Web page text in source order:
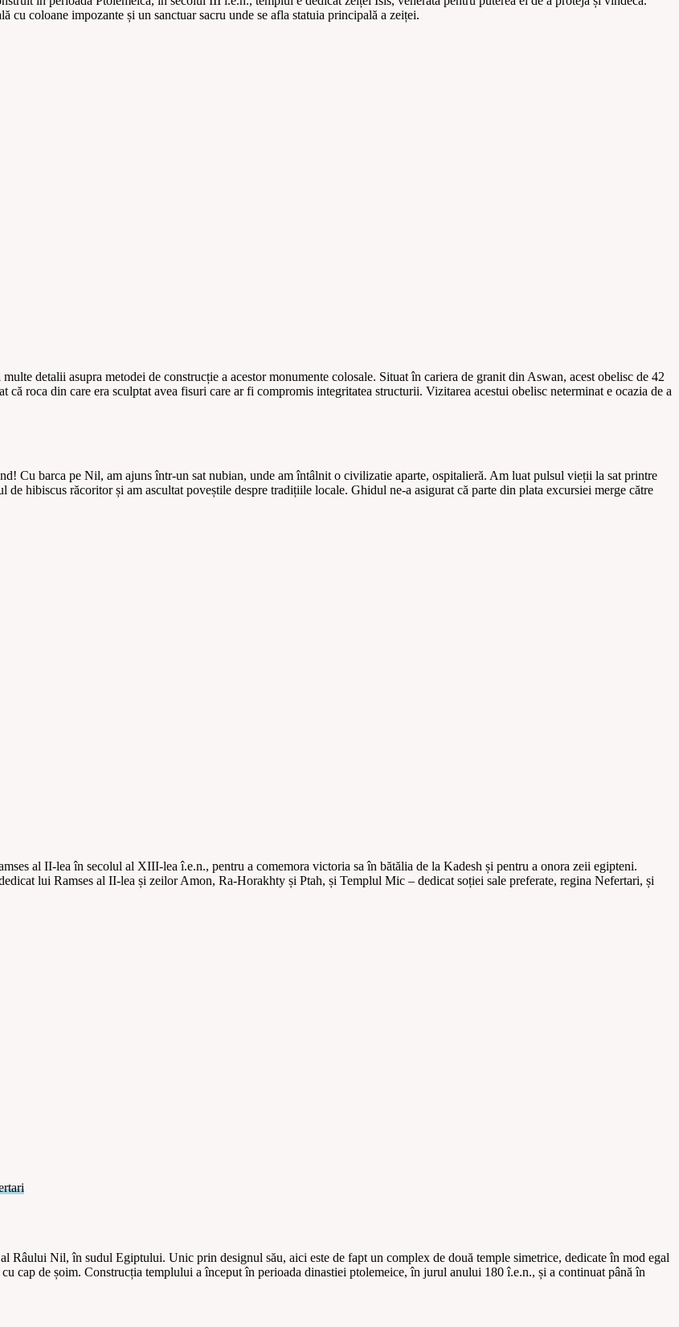
coloane impozante și un sanctuar sacru unde se afla statuia principală a zeiței.
detalii asupra metodei de construcție a acestor monumente colosale. Situat în cariera de granit din Aswan, acest obelisc de 42
că roca din care era sculptat avea fisuri care ar fi compromis integritatea structurii. Vizitarea acestui obelisc neterminat e ocazia de a
Cu barca pe Nil, am ajuns într-un sat nubian, unde am întâlnit o civilizatie aparte, ospitalieră. Am luat pulsul vieții la sat printre
hibiscus răcoritor și am ascultat poveștile despre tradițiile locale. Ghidul ne-a asigurat că parte din plata excursiei merge către
al II-lea în secolul al XIII-lea î.e.n., pentru a comemora victoria sa în bătălia de la Kadesh și pentru a onora zeii egipteni.
lui Ramses al II-lea și zeilor Amon, Ra-Horakhty și Ptah, și Templul Mic – dedicat soției sale preferate, regina Nefertari, și
Râului Nil, în sudul Egiptului. Unic prin designul său, aici este de fapt un complex de două temple simetrice, dedicate în mod egal
cap de șoim. Construcția templului a început în perioada dinastiei ptolemeice, în jurul anului 180 î.e.n., și a continuat până în